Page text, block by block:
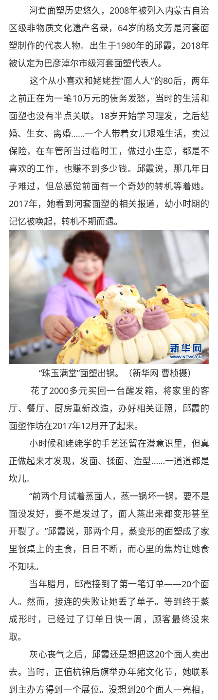
河套面塑历史悠久，2008年被列入内蒙古自治
区级非物质文化遗产名录，64岁的杨文芳是河套面
塑制作的代表人物。出生于1980年的邱霞，2018年
被认定为巴彦淖尔市级河套面塑代表人。
这个从小喜欢和姥姥捏“面人人”的80后，两年
之前正在为一笔10万元的债务发愁，当时的生活和
面塑也没有半点关联。18岁开始学习理发，之后结
婚、生女、离婚……一个人带着女儿艰难生活，卖过
保险，在车管所当过临时工，做过小生意，都是不
喜欢的工作，也赚不到多少钱。邱霞说，那几年日
子难过，但总感觉前面有一个奇妙的转机等着她。
2017年，她看到河套面塑的相关报道，幼小时期的
记忆被唤起，转机不期而遇。
“珠玉满堂”面塑出锅。（新华网 曹桢摄）
花了2000多元买回一台醒发箱，将家里的客
厅、餐厅、厨房重新改造，办好相关证照，邱霞的
面塑作坊在2017年12月开了起来。
小时候和姥姥学的手艺还留在潜意识里，但真
正做起来才发现，发面、揉面、造型……一道道都是
坎儿。
“前两个月试着蒸面人，蒸一锅坏一锅，要不是
面没发好，要不是发过了，面人蒸出来都变形甚至
开裂了。”邱霞说，那两个月，蒸变形的面塑成了家
里餐桌上的主食，日日不断，而心里的焦灼让她食
不知味。
当年腊月，邱霞接到了第一笔订单——20个面
人。然而，接连的失败让她丢了单子。等到终于蒸
成形时，已经过了订单日快一周，顾客最终没来
取。
灰心丧气之后，邱霞还是想把这20个面人卖出
去。当时，正值杭锦后旗举办年猪文化节，她联系
到主办方得到一个展位。没想到20个面人一亮相，